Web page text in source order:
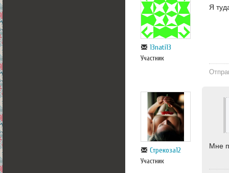
13nati13
Участник
Я
Стрекоза12
Участник
Мне